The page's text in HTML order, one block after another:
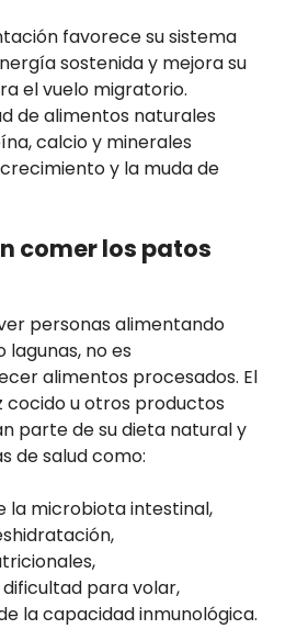
favorece su sistema
sostenida y mejora su
el vuelo migratorio.
de alimentos naturales
calcio y minerales
y la muda de
comer los patos
personas alimentando
lagunas, no es
alimentos procesados. El
cocido u otros productos
parte de su dieta natural y
de salud como:
la microbiota intestinal,
para volar,
la capacidad inmunológica.